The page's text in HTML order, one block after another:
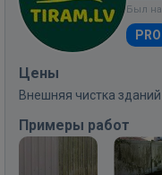
Был на
PRO
Цены
Внешняя чистка зданий
Примеры работ